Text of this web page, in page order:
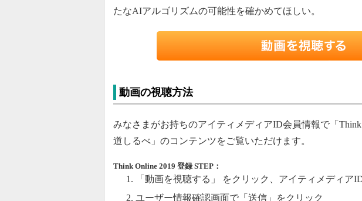
たなAIアルゴリズムの可能性を確かめてほしい。
動画の視聴方法
みなさまがお持ちのアイティメディアID会員情報で「
道しるべ」のコンテンツをご覧いただけます。
Think Online 2019 登録 STEP：
「動画を視聴する」 をクリック、アイティメディア
ユーザー情報確認画面で「送信」をクリック